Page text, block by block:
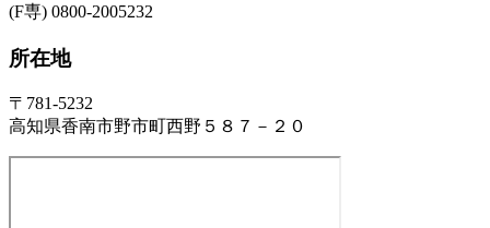
(F専) 0800-2005232
所在地
〒781-5232
高知県香南市野市町西野５８７－２０